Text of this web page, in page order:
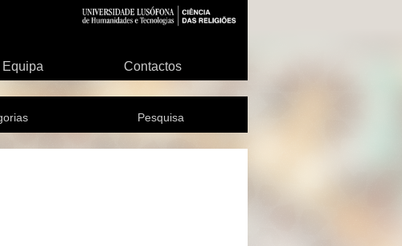
Equipa Contactos
Pesquisa